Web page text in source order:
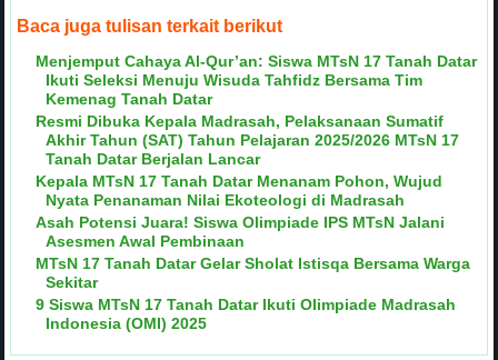
Baca juga tulisan terkait berikut
Menjemput Cahaya Al-Qur’an: Siswa MTsN 17 Tanah Datar
Ikuti Seleksi Menuju Wisuda Tahfidz Bersama Tim
Kemenag Tanah Datar
Resmi Dibuka Kepala Madrasah, Pelaksanaan Sumatif
Akhir Tahun (SAT) Tahun Pelajaran 2025/2026 MTsN 17
Tanah Datar Berjalan Lancar
Kepala MTsN 17 Tanah Datar Menanam Pohon, Wujud
Nyata Penanaman Nilai Ekoteologi di Madrasah
Asah Potensi Juara! Siswa Olimpiade IPS MTsN Jalani
Asesmen Awal Pembinaan
MTsN 17 Tanah Datar Gelar Sholat Istisqa Bersama Warga
Sekitar
9 Siswa MTsN 17 Tanah Datar Ikuti Olimpiade Madrasah
Indonesia (OMI) 2025